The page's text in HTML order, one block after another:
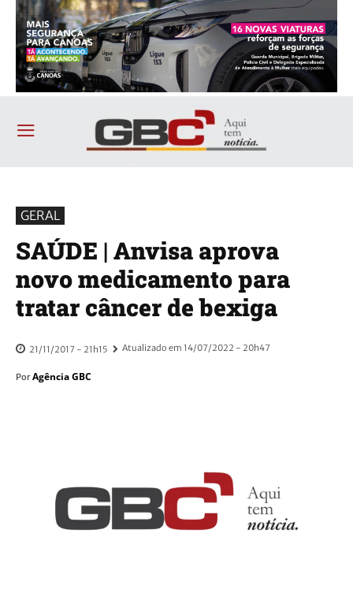
GERAL
SAÚDE | Anvisa aprova
novo medicamento para
tratar câncer de bexiga
21/11/2017 - 21h15 Atualizado em 14/07/2022 - 20h47
Por Agência GBC